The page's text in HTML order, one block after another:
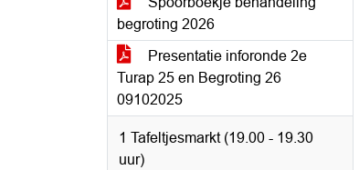
begroting 2026
Presentatie inforonde 2e
Turap 25 en Begroting 26
09102025
1 Tafeltjesmarkt (19.00 - 19.30
uur)